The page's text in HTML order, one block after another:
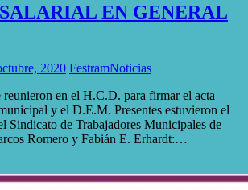
EN GENERAL
2020 FestramNoticias
reunieron en el H.C.D. para firmar el acta
y el D.E.M. Presentes estuvieron el
Sindicato de Trabajadores Municipales de
Romero y Fabián E. Erhardt:…